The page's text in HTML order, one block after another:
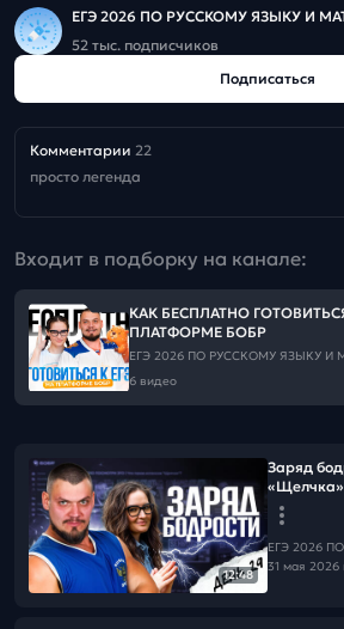
ЕГЭ 2026 ПО РУССКОМУ ЯЗЫКУ И
52 тыс. подписчиков
Подписаться
Комментарии 22
просто легенда
Входит в подборку на канале:
КАК БЕСПЛАТНО
ПЛАТФОРМЕ БОБР
ЕГЭ 2026 ПО РУССКОМУ ЯЗЫКУ И
6 видео
12:48
Заряд
«Щелчка»
31 мая 2026